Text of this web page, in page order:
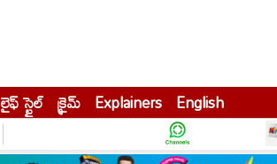
లైఫ్ స్టైల్ క్రైమ్ Explainers English